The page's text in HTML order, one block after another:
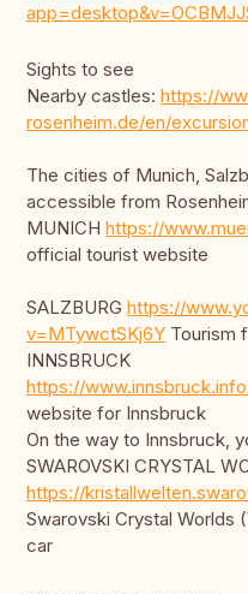
Sights to see
Nearby castles: https://
rosenheim.de/en/
The cities of Munich,
accessible from
MUNICH https://
official tourist website
SALZBURG https://
v=MTywctSKj6Y Tourism
INNSBRUCK
https://
website for Innsbruck
On the way to Innsbruck,
SWAROVSKI CRYSTAL
https://
Swarovski Crystal Worlds
car